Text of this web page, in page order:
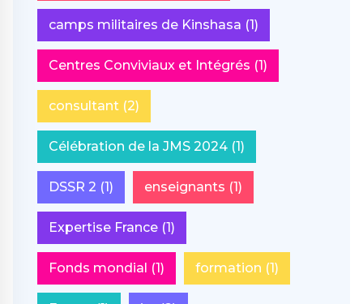
camps militaires de Kinshasa (1)
Centres Conviviaux et Intégrés (1)
consultant (2)
Célébration de la JMS 2024 (1)
DSSR 2 (1) enseignants (1)
Expertise France (1)
Fonds mondial (1) formation (1)